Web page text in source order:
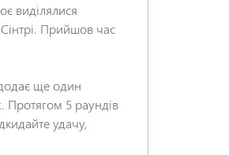
виділялися
Прийшов час
додає ще один
Протягом 5 раундів
удачу,